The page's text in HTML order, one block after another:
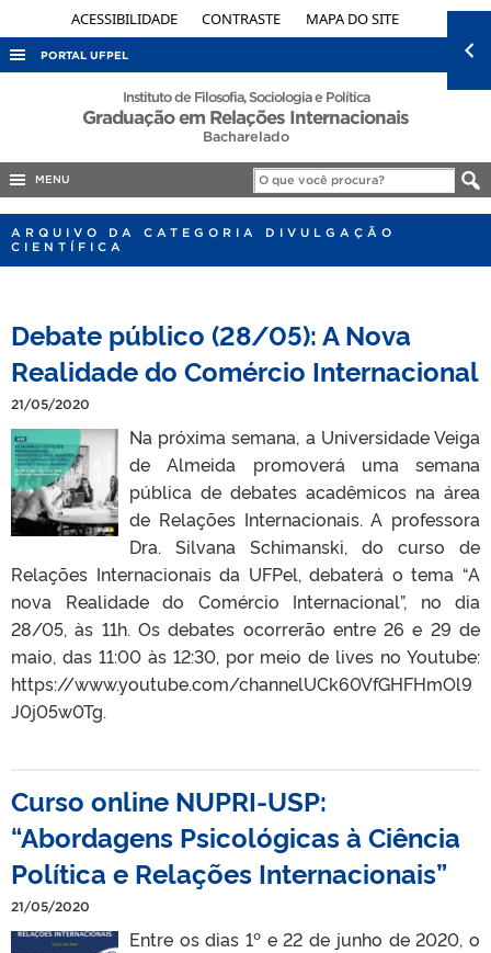
ACESSIBILIDADE CONTRASTE MAPA DO SITE
PORTAL UFPEL
ACESSO À INFORMAÇÃO
EDITAIS
Instituto de Filosofia, Sociologia e Política
Graduação em Relações Internacionais
Bacharelado
MENU
ARQUIVO DA CATEGORIA DIVULGAÇÃO
CIENTÍFICA
Debate público (28/05): A Nova
Realidade do Comércio Internacional
21/05/2020
Na próxima semana, a Universidade Veiga
de Almeida promoverá uma semana
pública de debates acadêmicos na área
de Relações Internacionais. A professora
Dra. Silvana Schimanski, do curso de
Relações Internacionais da UFPel, debaterá o tema “A
nova Realidade do Comércio Internacional”, no dia
28/05, às 11h. Os debates ocorrerão entre 26 e 29 de
maio, das 11:00 às 12:30, por meio de lives no Youtube:
https://www.youtube.com/channelUCk60VfGHFHmOl9
J0j05w0Tg.
Curso online NUPRI-USP:
“Abordagens Psicológicas à Ciência
Política e Relações Internacionais”
21/05/2020
Entre os dias 1º e 22 de junho de 2020, o